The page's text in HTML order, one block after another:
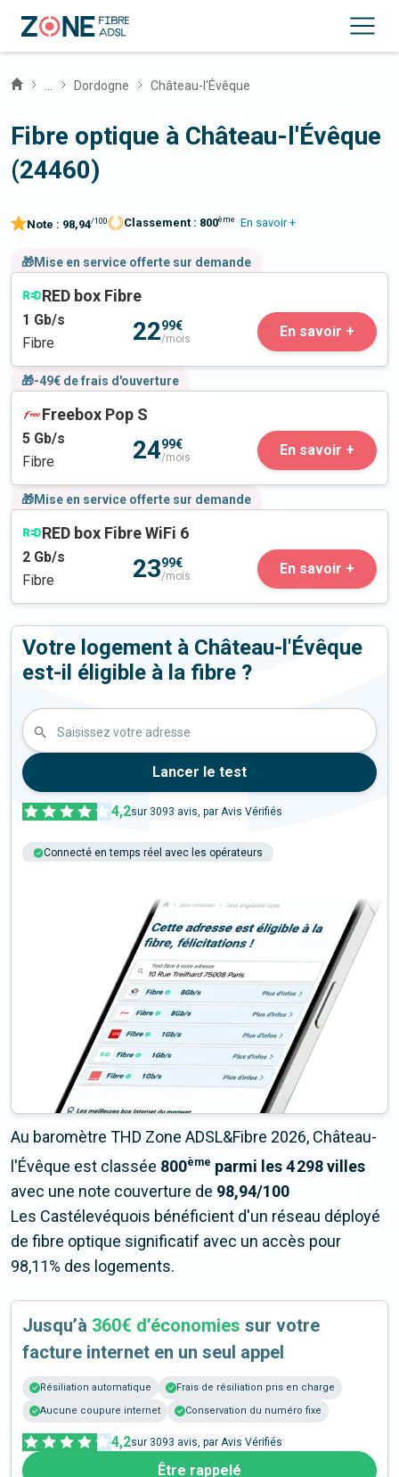
Dordogne Château-l'Évêque
Fibre optique à Château-l'Évêque
(24460)
Note : 98,94/100 Classement : 800ème En savoir +
🎁Mise en service offerte sur demande
RED box Fibre
1 Gb/s
Fibre
2299€
/mois En savoir +
🎁-49€ de frais d'ouverture
Freebox Pop S
5 Gb/s
Fibre
2499€
/mois En savoir +
🎁Mise en service offerte sur demande
RED box Fibre WiFi 6
2 Gb/s
Fibre
2399€
/mois En savoir +
Votre logement à Château-l'Évêque
est-il éligible à la fibre ?
Saisissez votre adresse
Lancer le test
4,2sur 3093 avis, par Avis Vérifiés
Connecté en temps réel avec les opérateurs
Au baromètre THD Zone ADSL&Fibre 2026, Château-
l'Évêque est classée 800ème parmi les 4 298 villes
avec une note couverture de 98,94/100
Les Castélevéquois bénéficient d'un réseau déployé
de fibre optique significatif avec un accès pour
98,11% des logements.
Jusqu’à 360€ d’économies sur votre
facture internet en un seul appel
Résiliation automatique
Frais de résiliation pris en charge
Aucune coupure internet
Conservation du numéro fixe
4,2sur 3093 avis, par Avis Vérifiés
Être rappelé